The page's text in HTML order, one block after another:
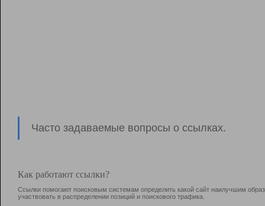
Часто задаваемые вопросы о ссылках.
Как работают ссылки?
Ссылки помогают поисковым системам определить какой сайт наилучшим
участвовать в раcпределении позиций и поискового трафика.